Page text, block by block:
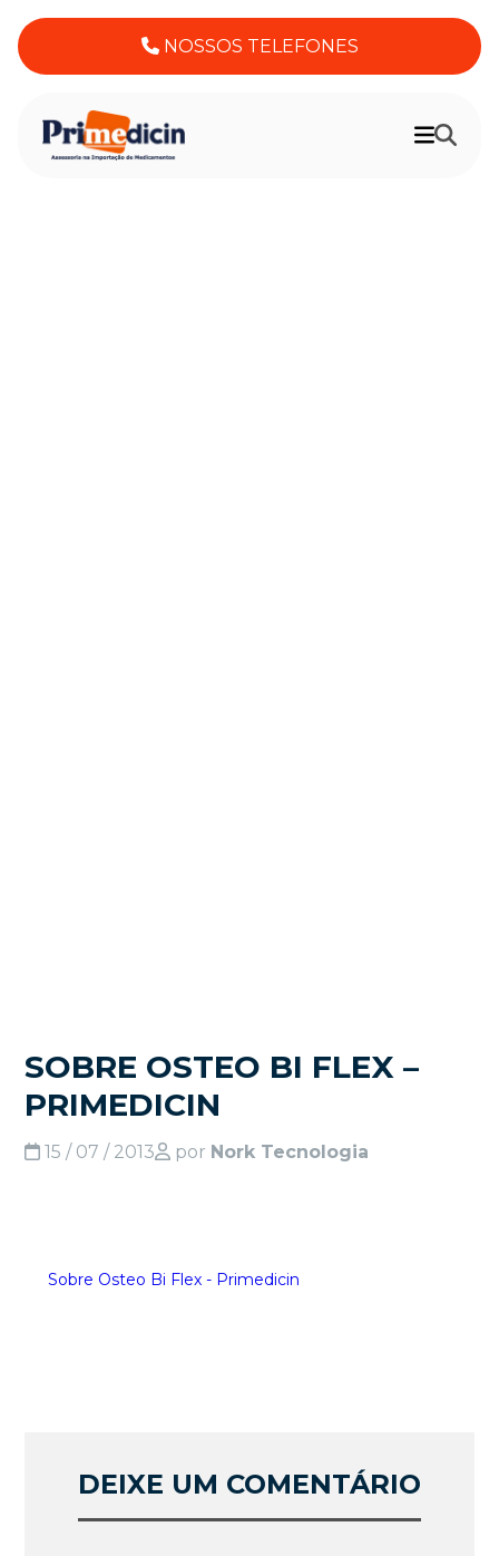
NOSSOS TELEFONES
SOBRE OSTEO BI FLEX –
PRIMEDICIN
15 / 07 / 2013 por Nork Tecnologia
Sobre Osteo Bi Flex - Primedicin
DEIXE UM COMENTÁRIO